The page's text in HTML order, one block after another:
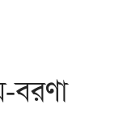
বরণা